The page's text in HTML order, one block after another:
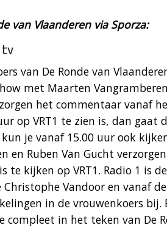
van Vlaanderen via Sporza:
van De Ronde van
met Maarten
het commentaar vanaf
op VRT1 te zien is, dan gaat
kun je vanaf 15.00 uur ook
en Ruben Van Gucht
te kijken op VRT1. Radio 1 is
Vandoor en vanaf
in de vrouwenkoers bij.
compleet in het teken van De